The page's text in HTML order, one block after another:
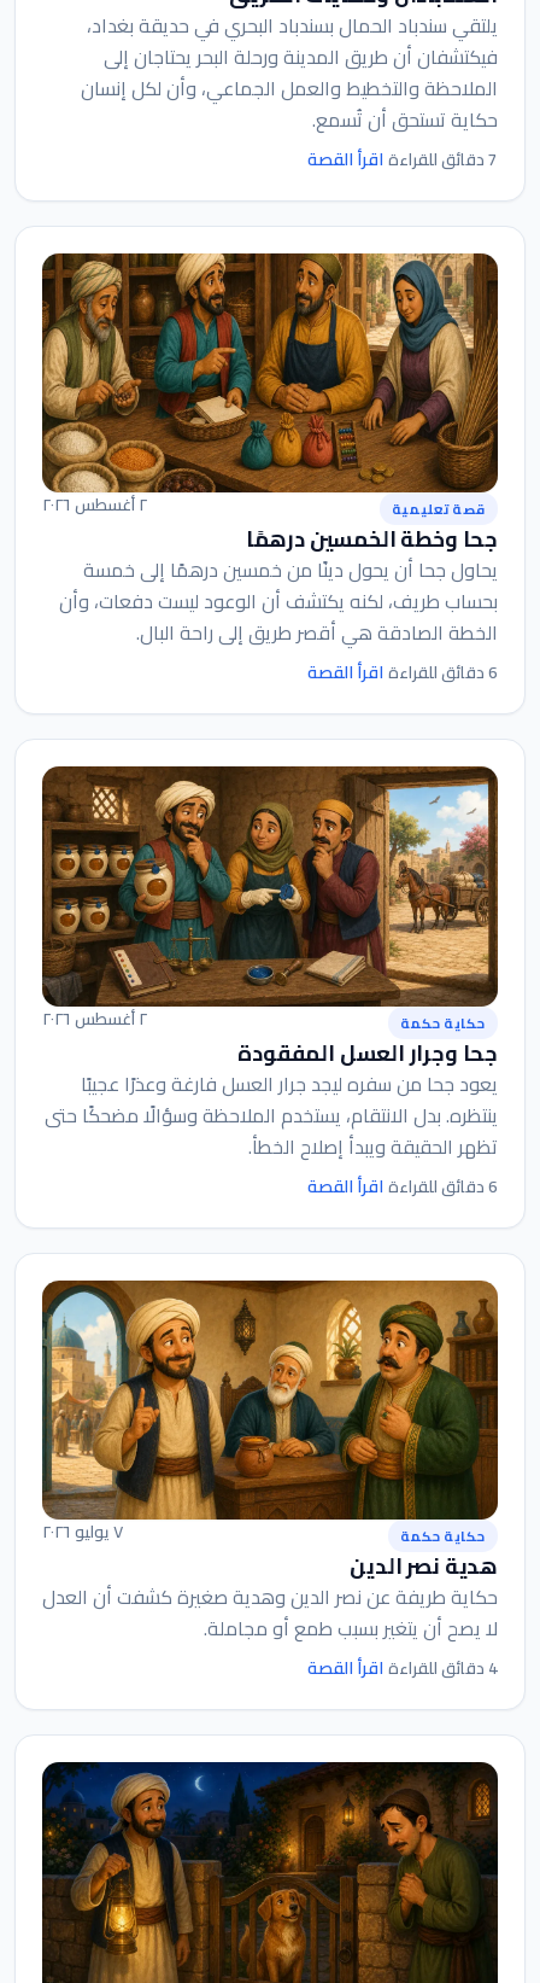
يلتقي سندباد الحمال بسندباد البحري في حديقة بغداد،
فيكتشفان أن طريق المدينة ورحلة البحر يحتاجان إلى
الملاحظة والتخطيط والعمل الجماعي، وأن لكل إنسان
حكاية تستحق أن تُسمع.
7 دقائق للقراءة اقرأ القصة
قصة تعليمية ٢ أغسطس ٢٠٢٦
جحا وخطة الخمسين درهمًا
يحاول جحا أن يحول دينًا من خمسين درهمًا إلى خمسة
بحساب طريف، لكنه يكتشف أن الوعود ليست دفعات، وأن
الخطة الصادقة هي أقصر طريق إلى راحة البال.
6 دقائق للقراءة اقرأ القصة
حكاية حكمة ٢ أغسطس ٢٠٢٦
جحا وجرار العسل المفقودة
يعود جحا من سفره ليجد جرار العسل فارغة وعذرًا عجيبًا
ينتظره. بدل الانتقام، يستخدم الملاحظة وسؤالًا مضحكًا حتى
تظهر الحقيقة ويبدأ إصلاح الخطأ.
6 دقائق للقراءة اقرأ القصة
حكاية حكمة ٧ يوليو ٢٠٢٦
هدية نصر الدين
حكاية طريفة عن نصر الدين وهدية صغيرة كشفت أن العدل
لا يصح أن يتغير بسبب طمع أو مجاملة.
4 دقائق للقراءة اقرأ القصة